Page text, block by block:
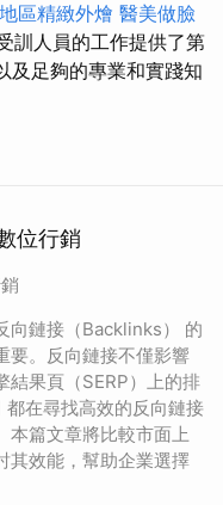
區精緻外燴 醫美做臉
訓人員的工作提供了第
及足夠的專業和實踐知
位行銷
向鏈接（Backlinks） 的
要。反向鏈接不僅影響
結果頁（SERP）上的排
在尋找高效的反向鏈接
本篇文章將比較市面上
其效能，幫助企業選擇